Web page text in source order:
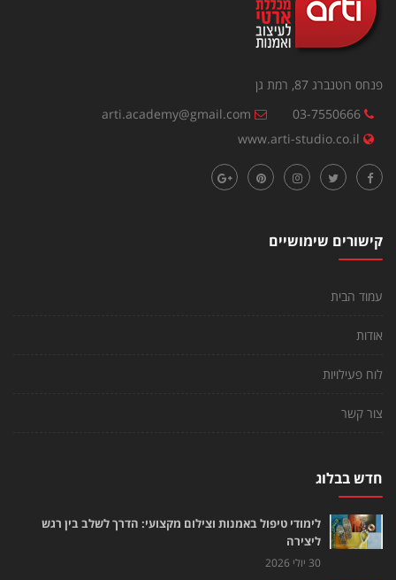
פנחס רוטנברג 87, רמת גן
03-7550666
arti.academy@gmail.com
www.arti-studio.co.il
קישורים שימושיים
עמוד הבית
אודות
לוח פעילויות
צור קשר
חדש בבלוג
לימודי טיפול באמנות וצילום מקצועי: הדרך לשלב בין רגש
ליצירה
30 יולי 2026